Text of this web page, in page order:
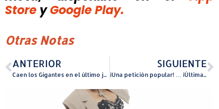
Store y Google Play.
Otras Notas
ANTERIOR
Caen los Gigantes en el último juego de la fase regular del BSN
SIGUIENTE
¡Una petición popular! … ¡Última oportunidad! Se abre nueva función de GUARAGUAO SECURITY